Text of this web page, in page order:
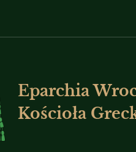
Eparchia
Kościoła